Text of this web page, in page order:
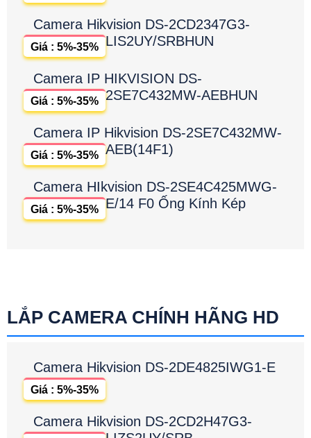
Camera Hikvision DS-2CD2347G3-
LIS2UY/SRBHUN
Giá : 5%-35%
Camera IP HIKVISION DS-
2SE7C432MW-AEBHUN
Giá : 5%-35%
Camera IP Hikvision DS-2SE7C432MW-
AEB(14F1)
Giá : 5%-35%
Camera HIkvision DS-2SE4C425MWG-
E/14 F0 Ống Kính Kép
Giá : 5%-35%
LẮP CAMERA CHÍNH HÃNG HD
Camera Hikvision DS-2DE4825IWG1-E
Giá : 5%-35%
Camera Hikvision DS-2CD2H47G3-